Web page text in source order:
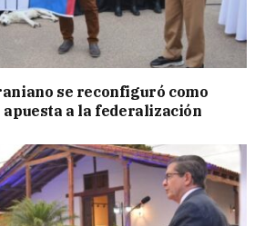
se reconfiguró como
a la federalización